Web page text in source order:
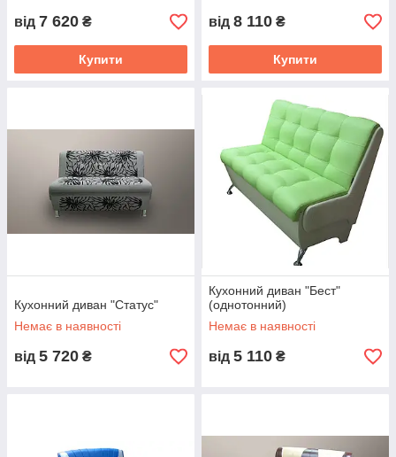
від 7 620 ₴
Купити
від 8 110 ₴
Купити
Кухонний диван "Статус"
Немає в наявності
від 5 720 ₴
Кухонний диван "Бест"
(однотонний)
Немає в наявності
від 5 110 ₴